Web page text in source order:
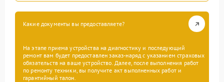
Какие документы вы предоставляете?
На этапе приема устройства на диагностику и последующий
ремонт вам будет предоставлен заказ-наряд с указанием страховых
обязательств на ваше устройство. Далее, после выполнения работ
по ремонту техники, вы получите акт выполненных работ и
гарантийный талон.